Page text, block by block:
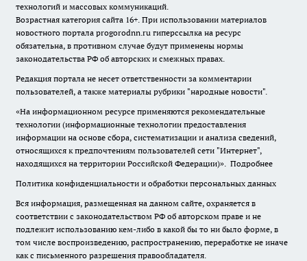
технологий и массовых коммуникаций.
Возрастная категория сайта 16+. При использовании материалов
новостного портала progorodnn.ru гиперссылка на ресурс
обязательна, в противном случае будут применены нормы
законодательства РФ об авторских и смежных правах.
Редакция портала не несет ответственности за комментарии
пользователей, а также материалы рубрики "народные новости".
«На информационном ресурсе применяются рекомендательные
технологии (информационные технологии предоставления
информации на основе сбора, систематизации и анализа сведений,
относящихся к предпочтениям пользователей сети "Интернет",
находящихся на территории Российской Федерации)». Подробнее
Политика конфиденциальности и обработки персональных данных
Вся информация, размещенная на данном сайте, охраняется в
соответствии с законодательством РФ об авторском праве и не
подлежит использованию кем-либо в какой бы то ни было форме, в
том числе воспроизведению, распространению, переработке не иначе
как с письменного разрешения правообладателя.